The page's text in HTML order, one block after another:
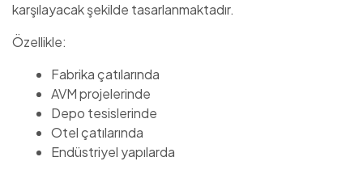
karşılayacak şekilde tasarlanmaktadır.
Özellikle:
Fabrika çatılarında
AVM projelerinde
Depo tesislerinde
Otel çatılarında
Endüstriyel yapılarda